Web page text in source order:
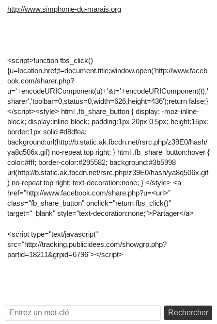
http://www.simphonie-du-marais.org
<script>function fbs_click()
{u=location.href;t=document.title;window.open('http://www.faceb
ook.com/sharer.php?
u='+encodeURIComponent(u)+'&t='+encodeURIComponent(t),'
sharer','toolbar=0,status=0,width=626,height=436');return false;}
</script><style> html .fb_share_button { display: -moz-inline-
block; display:inline-block; padding:1px 20px 0 5px; height:15px;
border:1px solid #d8dfea;
background:url(http://b.static.ak.fbcdn.net/rsrc.php/z39E0/hash/
ya8q506x.gif) no-repeat top right; } html .fb_share_button:hover {
color:#fff; border-color:#295582; background:#3b5998
url(http://b.static.ak.fbcdn.net/rsrc.php/z39E0/hash/ya8q506x.gif
) no-repeat top right; text-decoration:none; } </style> <a
href="http://www.facebook.com/share.php?u=<url>"
class="fb_share_button" onclick="return fbs_click()"
target="_blank" style="text-decoration:none;">Partager</a>
<script type="text/javascript"
src="http://tracking.publicidees.com/showgrp.php?
partid=18211&grpid=6796"></script>
Rechercher